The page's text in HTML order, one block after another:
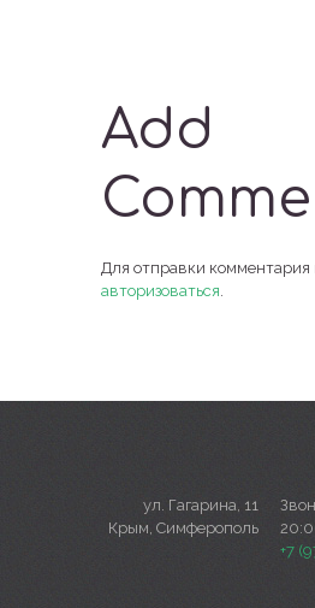
Add
Для отправки
авторизоваться.
ул. Гагарина, 11
Крым, Симферополь
+7